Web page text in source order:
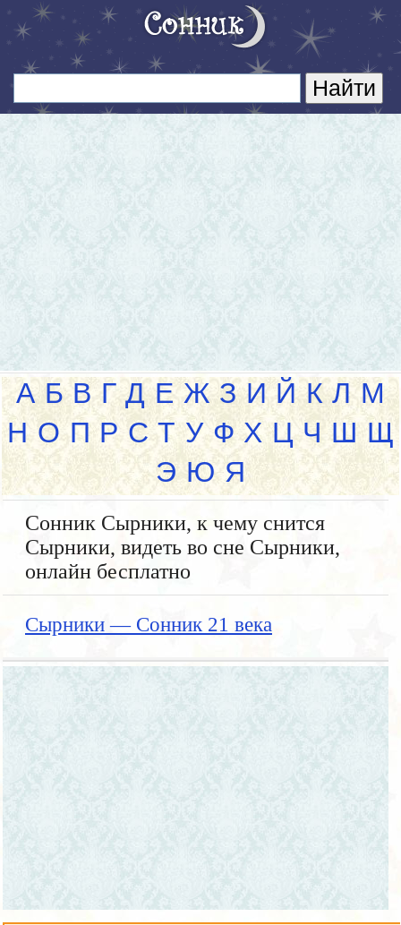
А Б В Г Д Е Ж З И Й К Л М
Н О П Р С Т У Ф Х Ц Ч Ш Щ
Э Ю Я
Сонник Сырники, к чему снится
Сырники, видеть во сне Сырники,
онлайн бесплатно
Сырники — Сонник 21 века